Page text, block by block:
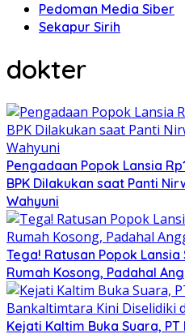
Pedoman Media Siber
Sekapur Sirih
dokter
Pengadaan Popok Lansia
BPK Dilakukan saat Panti
Wahyuni
Tega! Ratusan Popok
Rumah Kosong, Padahal
Kejati Kaltim Buka Suara,